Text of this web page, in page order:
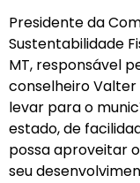
Presidente da
Sustentabilidade
MT, responsável
conselheiro
levar para o
estado, de
possa aproveitar
seu